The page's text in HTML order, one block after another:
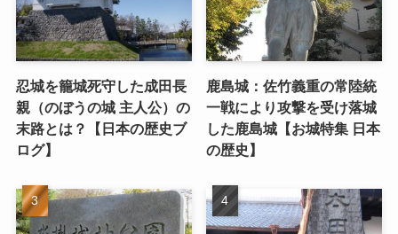
忍城を籠城死守した成田長
親（のぼうの城 主人公）の
末路とは？【日本の歴史ブ
ログ】
鹿島城：佐竹義重の常陸統
一戦により攻撃を受け落城
した鹿島城【お城特集 日本
の歴史】